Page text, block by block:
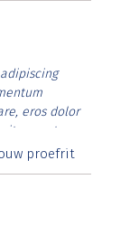
eros dolor
erat.
lorem
proefrit